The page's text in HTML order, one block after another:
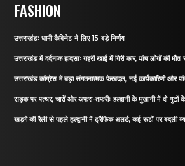
FASHION
उत्तराखंडः धामी कैबिनेट ने लिए 15 बड़े निर्णय
उत्तराखंड में दर्दनाक हादसाः गहरी खाई में गिरी कार, पांच लोगों की मौत
उत्तराखंड कांग्रेस में बड़ा संगठनात्मक फेरबदल, नई कार्यकारिणी और
सड़क पर पत्थर, चारों ओर अफरा-तफरीः हल्द्वानी के मुखानी में दो
खड़गे की रैली से पहले हल्द्वानी में ट्रैफिक अलर्ट, कई रूटों पर बदली